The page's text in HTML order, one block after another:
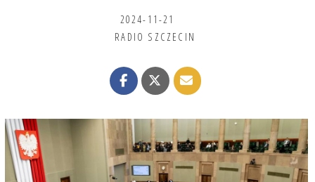
2024-11-21
RADIO SZCZECIN